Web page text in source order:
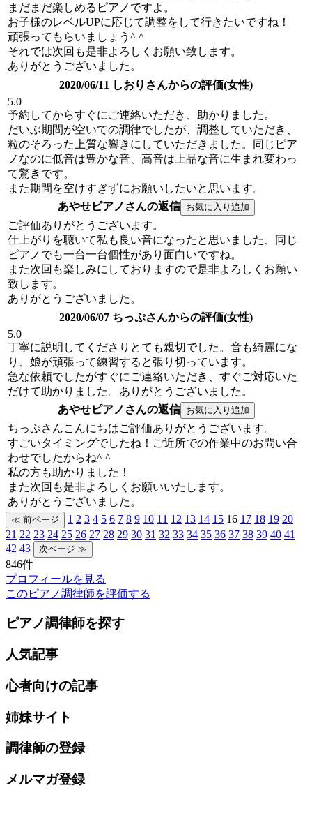
まだまだ楽しめるピアノですよ。
お子様のレベルUPに応じて調整をして行きたいですね！
頑張ってもらいましょう^ ^
それでは次回も是非よろしくお願い致します。
ありがとうございました。
2020/06/11 しおりさんからの評価(女性)
5.0
予約してからすぐにご連絡いただき、助かりました。
だいぶ期間が空いての調律でしたが、調整していただき、
粒のそろった上質な響きにしていただきました。同じピア
ノなのに低音は豊かな音、高音は上品な音に生まれ変わっ
て驚きです。
また期間を空けすぎずにお願いしたいと思います。
あやせピアノさんの返信
ご評価ありがとうございます。
仕上がりを聴いて私も良い音になったと思いました、同じ
ピアノでも一台一台個性があり面白いですね。
また次回も楽しみにしておりますので是非よろしくお願い
致します。
ありがとうございました。
2020/06/07 ちっぷさんからの評価(女性)
5.0
丁寧に説明してくださりとても親切でした。音も綺麗にな
り、娘が頑張って練習すると張り切っています。
急な依頼でしたがすぐにご連絡いただき、すぐご対応いた
だけて助かりました。ありがとうございました。
あやせピアノさんの返信
ちっぷさんこんにちはご評価ありがとうございます。
すごいタイミングでしたね！ご近所での作業中のお問い合
わせでしたからね^ ^
私の方も助かりました！
また次回も是非よろしくお願いいたします。
ありがとうございました。
1 2 3 4 5 6 7 8 9 10 11 12 13 14 15 16 17 18 19 20
21 22 23 24 25 26 27 28 29 30 31 32 33 34 35 36 37 38 39 40 41
42 43
846件
プロフィールを見る
このピアノ調律師を評価する
ピアノ調律師を探す
人気記事
心者向けの記事
姉妹サイト
調律師の登録
メルマガ登録